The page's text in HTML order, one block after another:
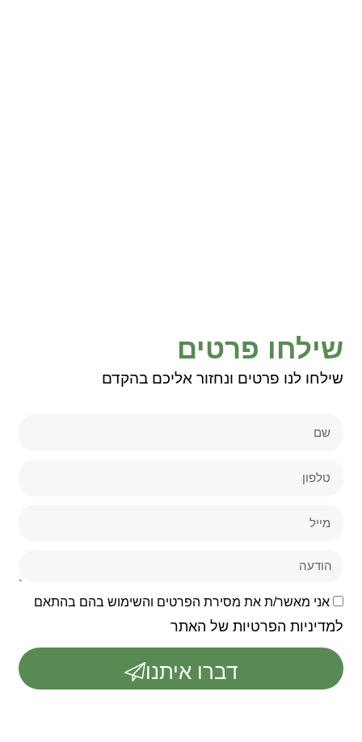
שילחו פרטים
שילחו לנו פרטים ונחזור אליכם בהקדם
אני מאשר/ת את מסירת הפרטים והשימוש בהם בהתאם
למדיניות הפרטיות של האתר
דברו איתנו